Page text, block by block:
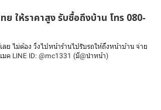
ย ให้ราคาสูง รับซื้อถึงบ้าน โทร 080-
ย ไม่ต้อง วิ่งไปหน้าร้านไปรับรถให้ถึงหน้าบ้าน จ่าย
ค LINE ID: @mc1331 (มี@นำหน้า)